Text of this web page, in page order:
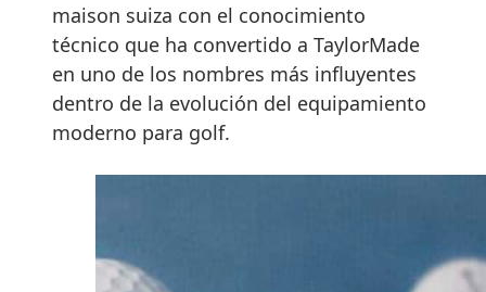
maison suiza con el conocimiento
técnico que ha convertido a TaylorMade
en uno de los nombres más influyentes
dentro de la evolución del equipamiento
moderno para golf.